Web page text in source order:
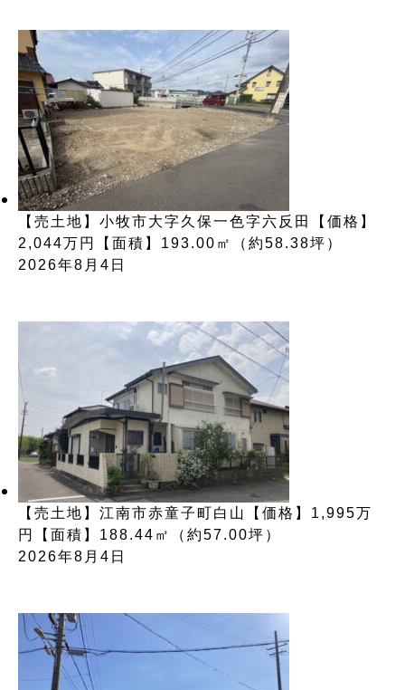
【売土地】小牧市大字久保一色字六反田【価格】
2,044万円【面積】193.00㎡（約58.38坪）
2026年8月4日
【売土地】江南市赤童子町白山【価格】1,995万
円【面積】188.44㎡（約57.00坪）
2026年8月4日